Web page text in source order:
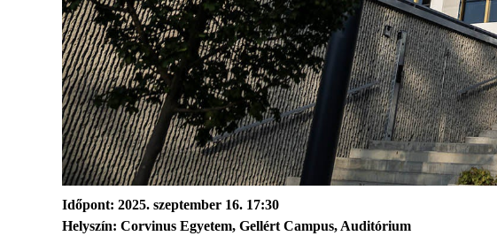
Időpont: 2025. szeptember 16. 17:30
Helyszín: Corvinus Egyetem, Gellért Campus, Auditórium